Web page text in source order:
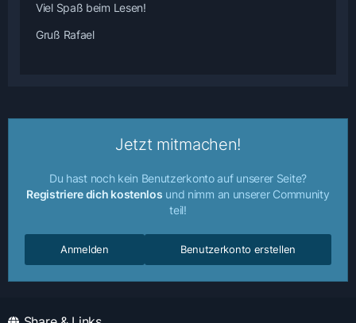
Viel Spaß beim Lesen!
Gruß Rafael
Jetzt mitmachen!
Du hast noch kein Benutzerkonto auf unserer Seite?
Registriere dich kostenlos und nimm an unserer Community
teil!
Benutzerkonto erstellen
Anmelden